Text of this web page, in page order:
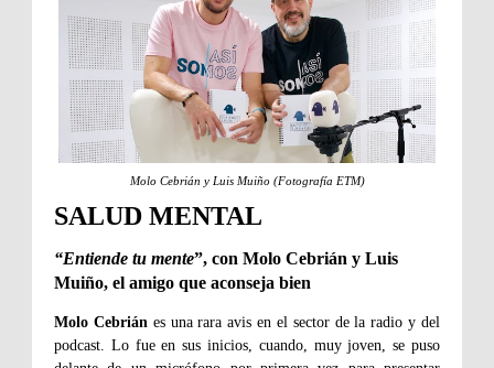
Molo Cebrián y Luis Muiño (Fotografía ETM)
SALUD MENTAL
“Entiende tu mente”, con Molo Cebrián y Luis
Muiño, el amigo que aconseja bien
Molo Cebriánes una rara avis en el sector de la radio y del
podcast. Lo fue en sus inicios, cuando, muy joven, se puso